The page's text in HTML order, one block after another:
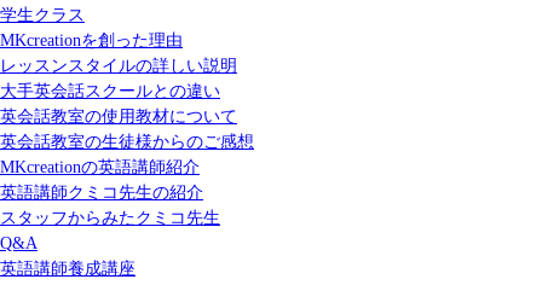
学生クラス
MKcreationを創った理由
レッスンスタイルの詳しい説明
大手英会話スクールとの違い
英会話教室の使用教材について
英会話教室の生徒様からのご感想
MKcreationの英語講師紹介
英語講師クミコ先生の紹介
スタッフからみたクミコ先生
Q&A
英語講師養成講座